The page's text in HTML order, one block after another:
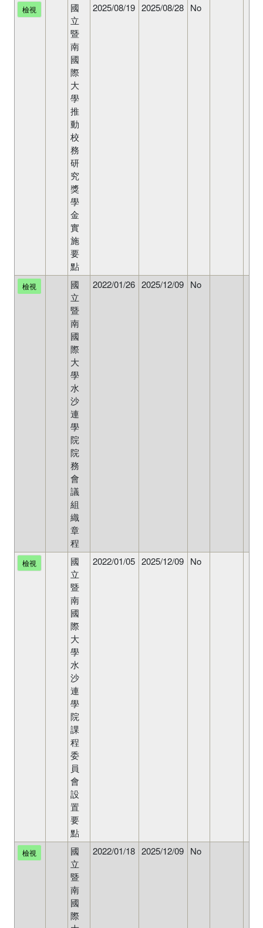
檢視
國
立
暨
南
國
際
大
學
推
動
校
務
研
究
獎
學
金
實
施
要
點
2025/08/19 2025/08/28 No
檢視
國
立
暨
南
國
際
大
學
水
沙
連
學
院
院
務
會
議
組
織
章
程
2022/01/26 2025/12/09 No
檢視
國
立
暨
南
國
際
大
學
水
沙
連
學
院
課
程
委
員
會
設
置
要
點
2022/01/05 2025/12/09 No
檢視
國
立
暨
南
國
際
2022/01/18 2025/12/09 No